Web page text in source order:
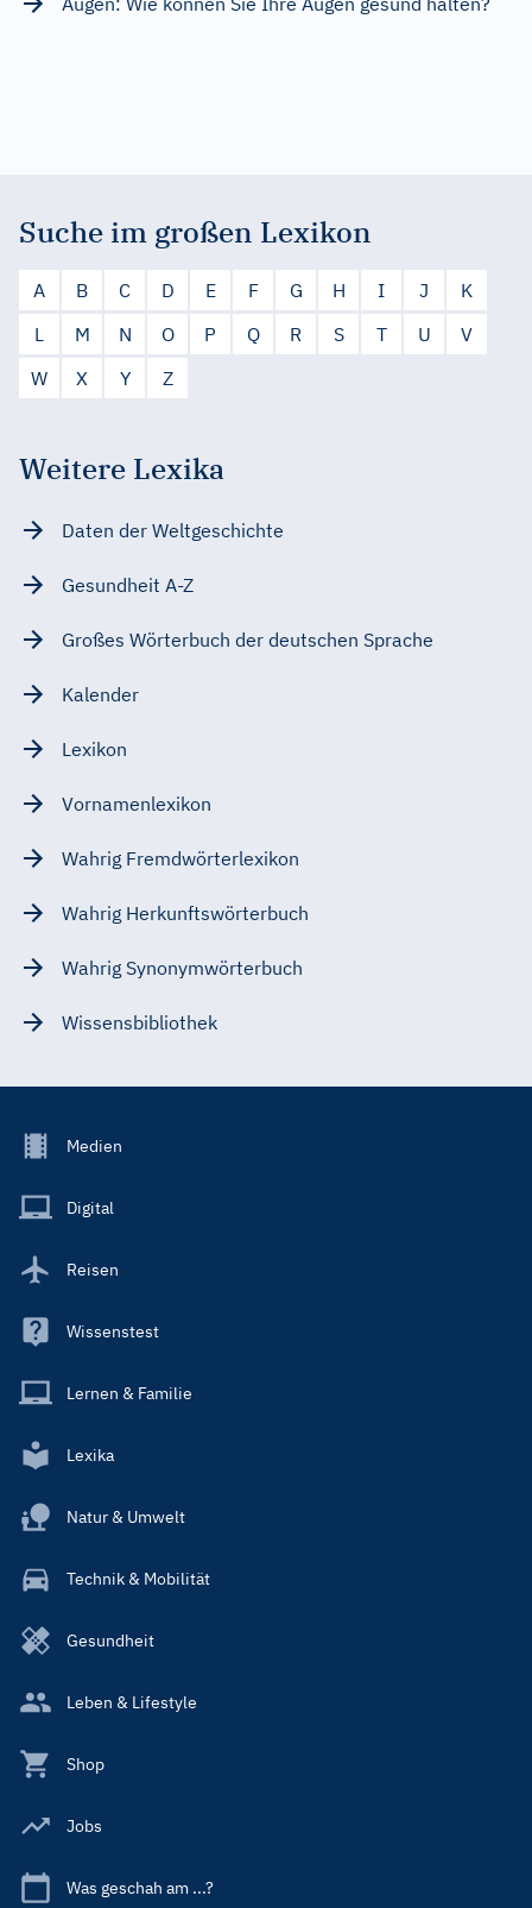
Suche im großen Lexikon
A B C D E F G H I J
K
L
M N O P Q R S T U
V
W
X Y Z
Weitere Lexika
Daten der Weltgeschichte
Gesundheit A-Z
Großes Wörterbuch der deutschen Sprache
Kalender
Lexikon
Vornamenlexikon
Wahrig Fremdwörterlexikon
Wahrig Herkunftswörterbuch
Wahrig Synonymwörterbuch
Wissensbibliothek
Footer
Main
Medien
Digital
Reisen
Wissenstest
Lernen & Familie
Lexika
Natur & Umwelt
Technik & Mobilität
Gesundheit
Leben & Lifestyle
Shop
Jobs
Was geschah am ...?